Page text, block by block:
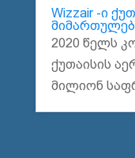
Wizzair -ი
2020 წელს
ქუთაისის
მილიონ